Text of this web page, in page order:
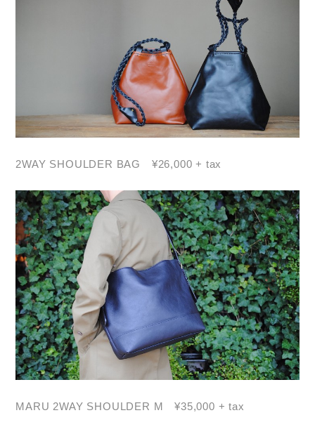
2WAY SHOULDER BAG ¥26,000 + tax
MARU 2WAY SHOULDER M ¥35,000 + tax